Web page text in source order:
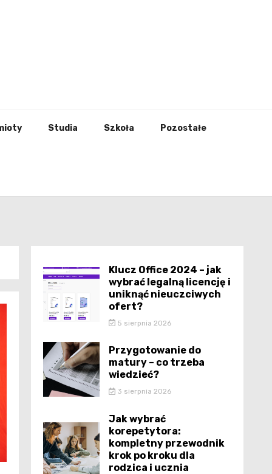
Studia Szkoła Pozostałe
Klucz Office 2024 – jak
wybrać legalną licencję i
uniknąć nieuczciwych
ofert?
5 sierpnia 2026
Przygotowanie do
matury – co trzeba
wiedzieć?
3 sierpnia 2026
Jak wybrać
korepetytora:
kompletny przewodnik
krok po kroku dla
rodzica i ucznia